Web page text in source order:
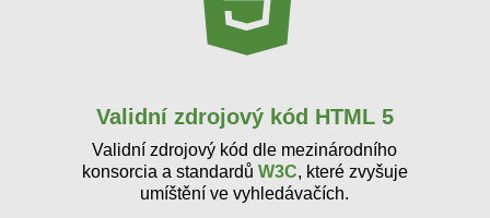
Validní zdrojový kód HTML 5
Validní zdrojový kód dle mezinárodního
konsorcia a standardů W3C, které zvyšuje
umíštění ve vyhledávačích.